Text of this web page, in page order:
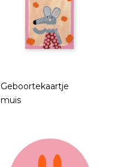
Geboortekaartje
muis